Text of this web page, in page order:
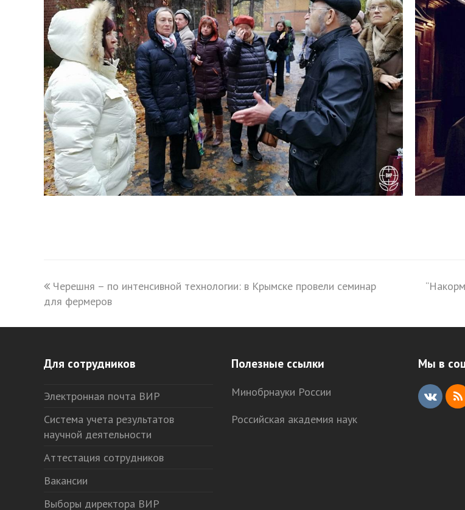
previous
post:
Черешня – по интенсивной технологии: в Крымске провели семинар
для фермеров
next
Для сотрудников
Электронная почта ВИР
Система учета результатов
научной деятельности
Аттестация сотрудников
Вакансии
Выборы директора ВИР
Полезные ссылки
Минобрнауки России
Российская академия наук
Мы в
V